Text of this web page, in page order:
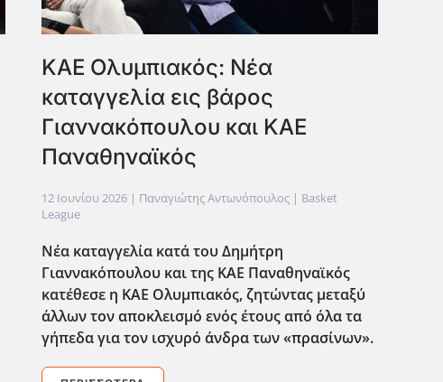
ΚΑΕ Ολυμπιακός: Νέα
καταγγελία εις βάρος
Γιαννακόπουλου και ΚΑΕ
Παναθηναϊκός
12 Ιουνίου 2026| Παναγιώτης Αντωνόπουλος | Basket
League
Νέα καταγγελία κατά του Δημήτρη
Γιαννακόπουλου και της ΚΑΕ Παναθηναϊκός
κατέθεσε η ΚΑΕ Ολυμπιακός, ζητώντας μεταξύ
άλλων τον αποκλεισμό ενός έτους από όλα τα
γήπεδα για τον ισχυρό άνδρα των «πρασίνων».